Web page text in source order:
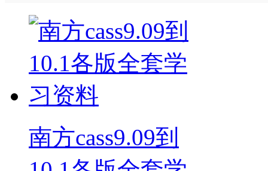
南方cass9.09到